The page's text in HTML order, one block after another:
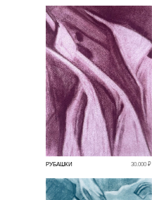
РУБАШКИ 30.000 ₽